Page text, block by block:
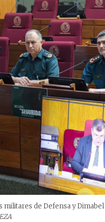
militares de Defensa y